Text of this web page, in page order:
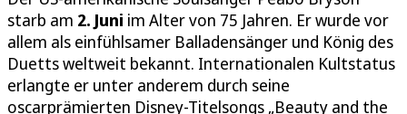
starb am 2. Juni im Alter von 75 Jahren. Er wurde vor
allem als einfühlsamer Balladensänger und König des
Duetts weltweit bekannt. Internationalen Kultstatus
erlangte er unter anderem durch seine
oscarprämierten Disney-Titelsongs „Beauty and the